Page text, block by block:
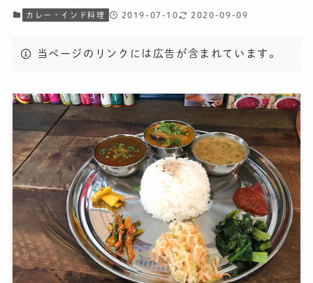
カレー・インド料理 2019-07-10 2020-09-09
当ページのリンクには広告が含まれています。